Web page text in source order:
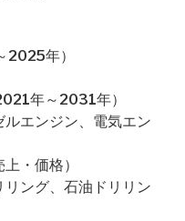
2025年）
年～2031年）
エンジン、電気エン
・価格）
ング、石油ドリリン